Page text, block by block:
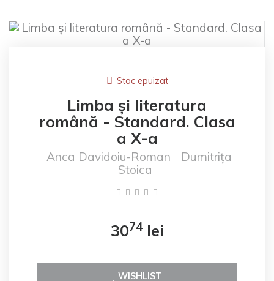
Stoc epuizat
Limba și literatura
română - Standard. Clasa
a X-a
Anca Davidoiu-Roman
Dumitrița
Stoica
3074lei
WISHLIST